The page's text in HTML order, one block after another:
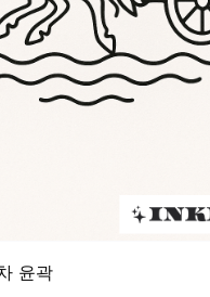
윤곽